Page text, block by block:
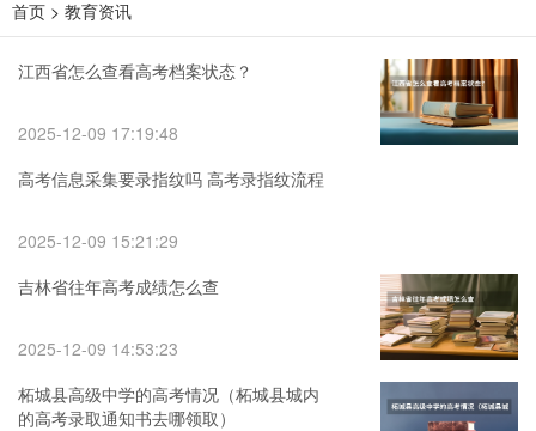
首页 > 教育资讯
江西省怎么查看高考档案状态？
2025-12-09 17:19:48
高考信息采集要录指纹吗 高考录指纹流程
2025-12-09 15:21:29
吉林省往年高考成绩怎么查
2025-12-09 14:53:23
柘城县高级中学的高考情况（柘城县城内
的高考录取通知书去哪领取）